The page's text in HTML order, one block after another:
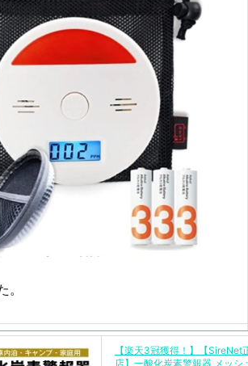
【楽天3冠獲得！】【SireNet
店】一酸化炭素警報器 メッシ